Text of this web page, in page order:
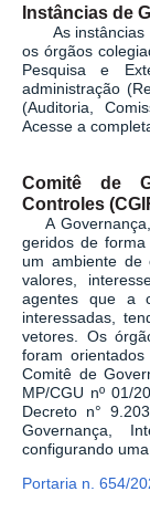
Instâncias de
As
os órgãos
Pesquisa e
administração
(Auditoria,
Acesse a
Comitê de
Controles
A
geridos de
um ambiente
valores,
agentes que a
interessadas,
vetores. Os
foram
Comitê de
MP/CGU nº 01/
Decreto n°
Governança,
configurando
Portaria n. 654/